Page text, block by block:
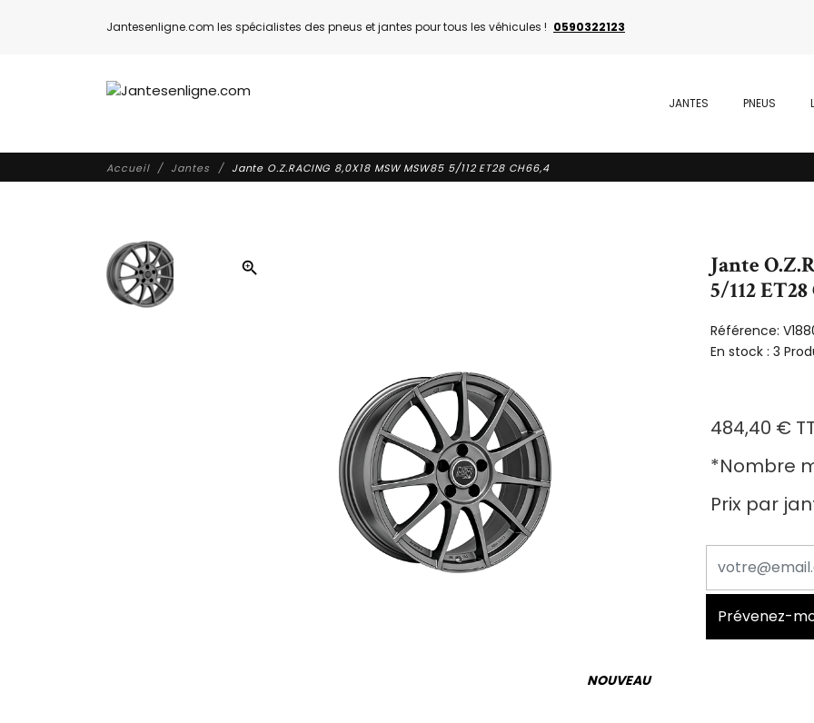
Jantesenligne.com les spécialistes des pneus et jantes pour tous les véhicules ! 0590322123
JANTES PNEUS
Accueil Jantes Jante O.Z.RACING 8,0X18 MSW MSW85 5/112 ET28 CH66,4
zoom_in
NOUVEAU
Jante
5/112 ET28
Référence:
En stock : 3
484,40 €
*Nombre
Prix par
Prévenez-